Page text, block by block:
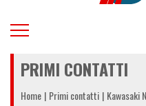
PRIMI CONTATTI
Home Primi contatti Kawasaki